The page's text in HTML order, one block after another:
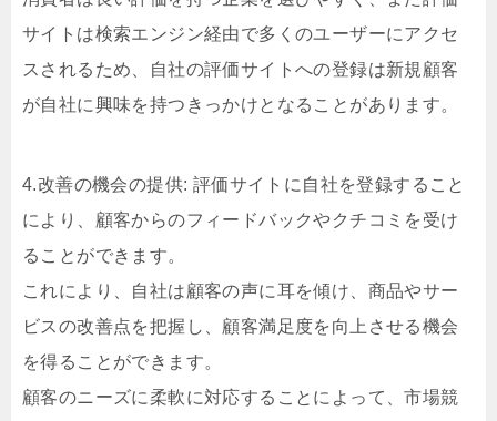
サイトは検索エンジン経由で多くのユーザーにアクセ
スされるため、自社の評価サイトへの登録は新規顧客
が自社に興味を持つきっかけとなることがあります。
4.改善の機会の提供: 評価サイトに自社を登録すること
により、顧客からのフィードバックやクチコミを受け
ることができます。
これにより、自社は顧客の声に耳を傾け、商品やサー
ビスの改善点を把握し、顧客満足度を向上させる機会
を得ることができます。
顧客のニーズに柔軟に対応することによって、市場競